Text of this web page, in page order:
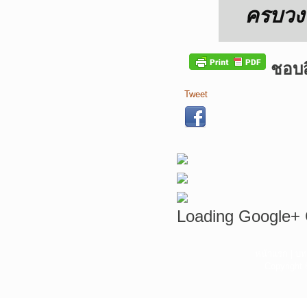
ครบว
ชอบ
Tweet
Loading